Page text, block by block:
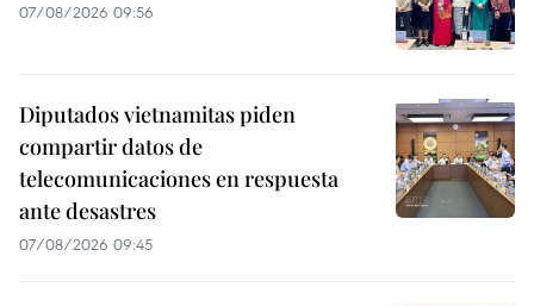
07/08/2026 09:56
Diputados vietnamitas piden
compartir datos de
telecomunicaciones en respuesta
ante desastres
07/08/2026 09:45